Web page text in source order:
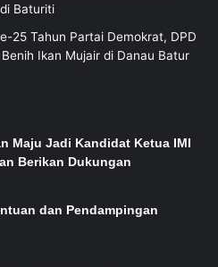
Baturiti
25 Tahun Partai Demokrat, DPD
Ikan Mujair di Danau Batur
Maju Jadi Kandidat Ketua IMI
Berikan Dukungan
dan Pendampingan